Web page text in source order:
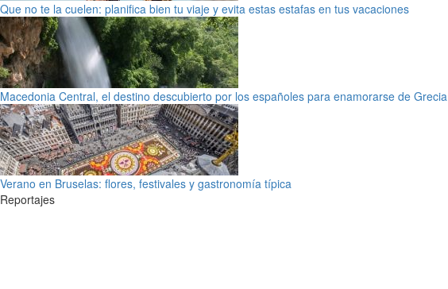
Que no te la cuelen: planifica bien tu viaje y evita estas estafas en tus vacaciones
Macedonia Central, el destino descubierto por los españoles para enamorarse de Grecia
Verano en Bruselas: flores, festivales y gastronomía típica
Reportajes